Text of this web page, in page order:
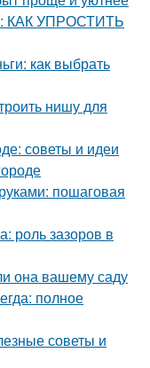
УПРОСТИТЬ
как выбрать
нишу для
советы и идеи
пошаговая
роль зазоров в
она вашему саду
полное
советы и